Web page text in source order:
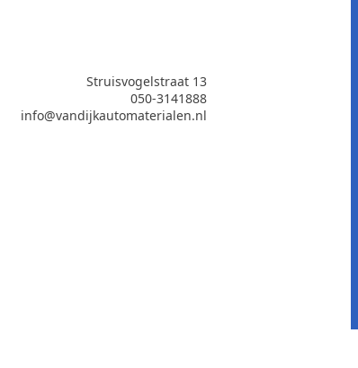
Struisvogelstraat 13
050-3141888
info@vandijkautomaterialen.nl